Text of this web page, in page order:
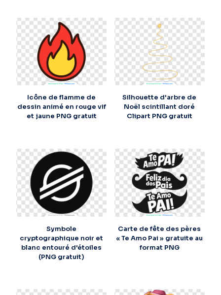
Icône de flamme de
dessin animé en rouge vif
et jaune PNG gratuit
Silhouette d'arbre de
Noël scintillant doré
Clipart PNG gratuit
Symbole
cryptographique noir et
blanc entouré d'étoiles
(PNG gratuit)
Carte de fête des pères
« Te Amo Pai » gratuite au
format PNG